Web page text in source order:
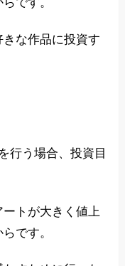
な作品に投資す
行う場合、投資目
トが大きく値上
です。